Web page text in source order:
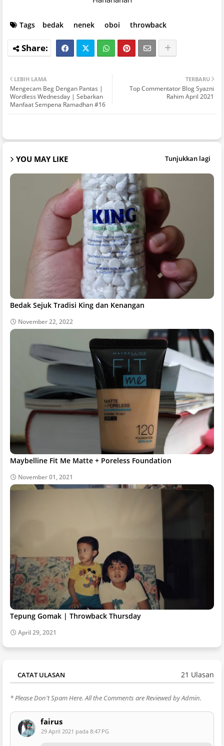
Tags bedak nenek oboi throwback
TERBARU
Top Commentator Blog Syazni
Rahim April 2021
LEBIH LAMA
Mengecam Beg Dengan Pantas |
Wordless Wednesday | Sebarkan
Manfaat Sempena Ramadhan #16
YOU MAY LIKE Tunjukkan lagi
Bedak Sejuk Tradisi King dan Kenangan
November 22, 2022
Maybelline Fit Me Matte + Poreless Foundation
November 01, 2021
Tepung Gomak | Throwback Thursday
April 29, 2021
CATAT ULASAN 21 Ulasan
* Please Don't Spam Here. All the Comments are Reviewed by Admin.
fairus
29 April 2021 pada 8:47 PG